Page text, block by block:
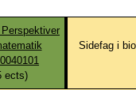
ects)
Sidefag i